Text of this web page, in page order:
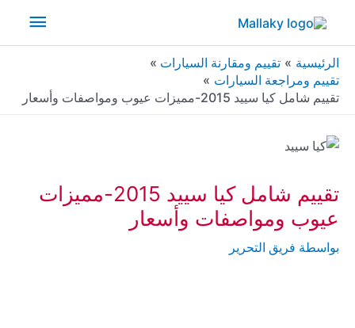
المحتوى
الرئيسية
تقييم ومقارنة السيارات
تقييم ومراجعة السيارات
تقييم شامل كيا سييد 2015-مميزات عيوب ومواصفات وأسعار
تقييم شامل كيا سييد 2015-مميزات
عيوب ومواصفات وأسعار
بواسطة فريق التحرير